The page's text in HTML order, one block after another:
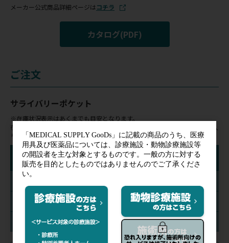
メーカー公式商品詳細ページはコチラ
カタログ(PDF)
ご注文
サライバリーポケット
※在庫状況表示はあくまでも目安となります。
在庫切れの場合はお時間を頂く場合がございます。ご購入ならびにお気に入
りの登録にはログインが必要です。
絞り込み検索
入数
在庫